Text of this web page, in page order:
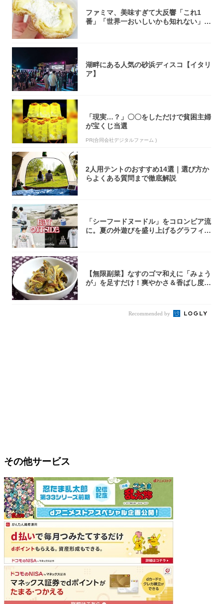
ファミマ、美味すぎて大反響「これ1
番」「世界一おいしいかも知れない」
湖畔にある人気の砂浜ディスコ【イタリ
ア】
「現実…？」〇〇をしただけで貧困主婦
が宝くじ当選
PR(合同会社デジタルファーム )
2人用テントのおすすめ14選｜選び方か
らよくある質問まで徹底解説
「シーフードヌードル」をコロンビア流
に。夏の外遊びを盛り上げるグラフィッ
【無限副菜】なすのゴマ和えに「みょう
が」を足すだけ！爽やかさ＆香ばし度1
Recommended by
その他サービス